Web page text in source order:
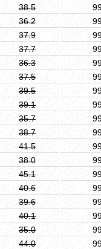
38.5
36.2
37.9
37.7
36.3
37.5
39.5
39.1
35.7
38.7
41.5
38.0
45.1
40.6
39.6
40.1
35.0
44.0